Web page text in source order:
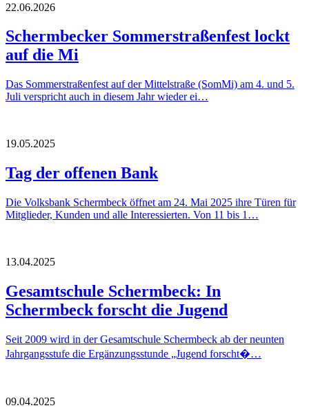
22.06.2026
Schermbecker Sommerstraßenfest lockt
auf die Mi
Das Sommerstraßenfest auf der Mittelstraße (SomMi) am 4. und 5.
Juli verspricht auch in diesem Jahr wieder ei…
19.05.2025
Tag der offenen Bank
Die Volksbank Schermbeck öffnet am 24. Mai 2025 ihre Türen für
Mitglieder, Kunden und alle Interessierten. Von 11 bis 1…
13.04.2025
Gesamtschule Schermbeck: In
Schermbeck forscht die Jugend
Seit 2009 wird in der Gesamtschule Schermbeck ab der neunten
Jahrgangsstufe die Ergänzungsstunde „Jugend forscht�…
09.04.2025